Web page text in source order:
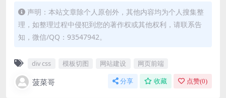
声明：本站文章除个人原创外，其他内容均为个人搜集整
理，如整理过程中侵犯到您的著作权或其他权利，请联系告
知，微信/QQ：93547942。
div css 模板切图 网站建设 网页前端
菠菜哥 分享 收藏 点赞(0)